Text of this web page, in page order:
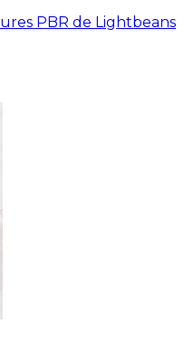
PBR de Lightbeans